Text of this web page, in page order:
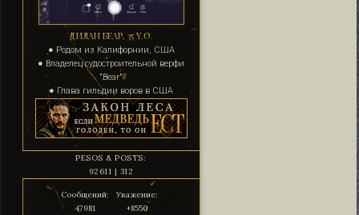
ДИЛАН БЕАР, 35 Y.O.
● Родом из Калифорнии, США
● Владелец судостроительной верфи
"Bear"
● Глава гильдии воров в США
PESOS & POSTS:
92611 | 312
Сообщений:
47981
Уважение:
+8550